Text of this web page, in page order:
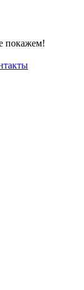
покажем!